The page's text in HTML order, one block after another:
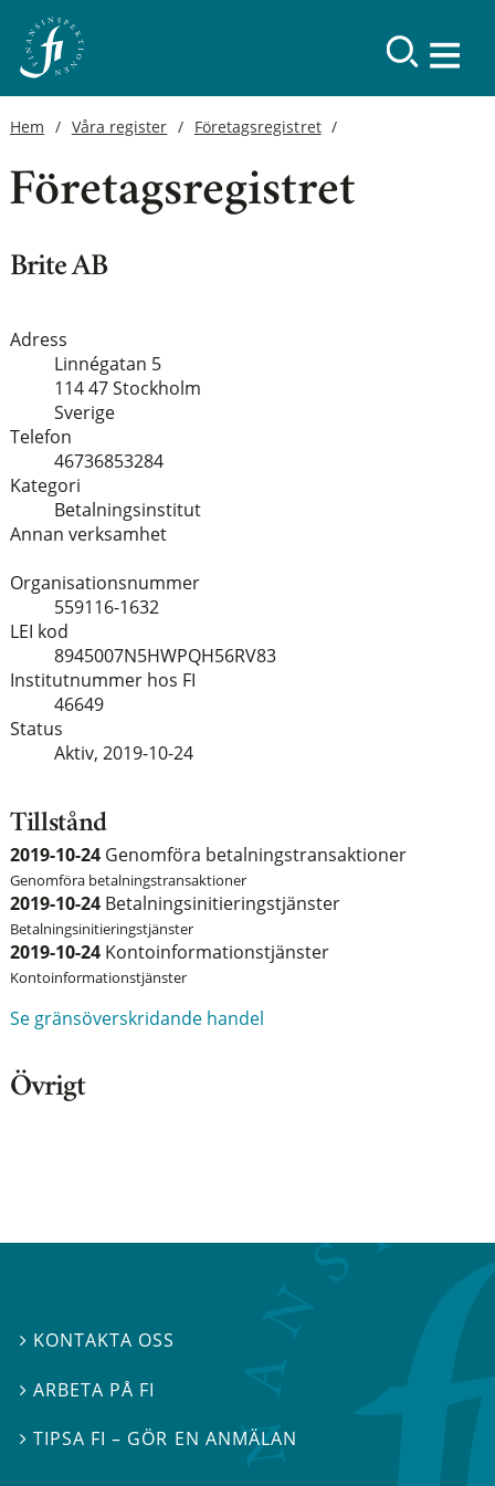
Hem Våra register Företagsregistret
Företagsregistret
Brite AB
Adress
Linnégatan 5
114 47 Stockholm
Sverige
Telefon
46736853284
Kategori
Betalningsinstitut
Annan verksamhet
Organisationsnummer
559116-1632
LEI kod
8945007N5HWPQH56RV83
Institutnummer hos FI
46649
Status
Aktiv, 2019-10-24
Tillstånd
2019-10-24Genomföra betalningstransaktioner
Genomföra betalningstransaktioner
2019-10-24Betalningsinitieringstjänster
Betalningsinitieringstjänster
2019-10-24Kontoinformationstjänster
Kontoinformationstjänster
Se gränsöverskridande handel
Övrigt
 KONTAKTA OSS
 ARBETA PÅ FI
TIPSA FI – GÖR EN ANMÄLAN